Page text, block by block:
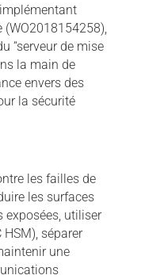
(WO2018154258),
“serveur de mise
la main de
envers des
la sécurité
les failles de
les surfaces
exposées, utiliser
séparer
une